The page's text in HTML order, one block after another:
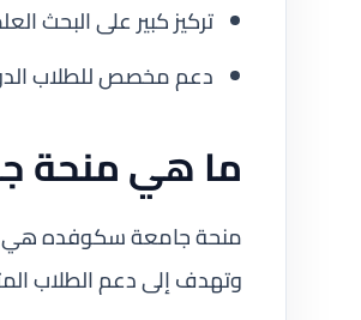
تركيز كبير على البحث
دعم مخصص للطلاب
ما هي منحة
منحة جامعة سكوفده هي
وتهدف إلى دعم الطلاب